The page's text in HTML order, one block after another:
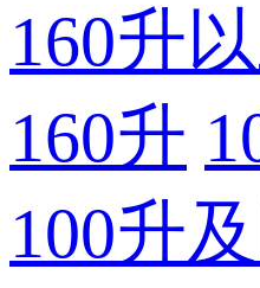
160升
160升
100升